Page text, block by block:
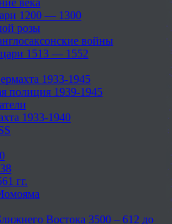
века
1200 — 1300
розы
войны
1513 — 1552
1933-1945
полиция 1939-1945
1933-1940
гг.
Востока 3500 – 612 до